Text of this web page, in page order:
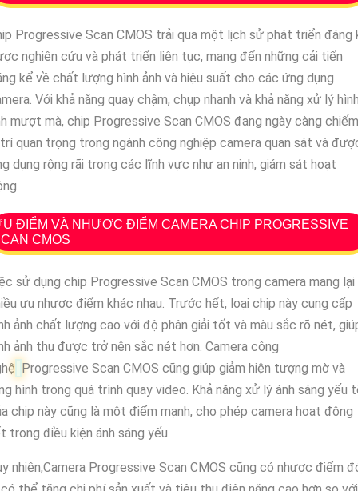
Progressive Scan CMOS trải qua một lịch sử phát triển đáng
nghiên cứu và phát triển liên tục, mang đến những cải tiến
kể về chất lượng hình ảnh và hiệu suất cho các ứng dụng
Với khả năng quay chậm, chụp nhanh và khả năng xử lý
mượt mà, chip Progressive Scan CMOS đang ngày càng chiếm
quan trọng trong ngành công nghiệp camera quan sát và
dụng rộng rãi trong các lĩnh vực như an ninh, giám sát hoạt
ĐIỂM VÀ NHƯỢC ĐIỂM CAMERA CHIP PROGRESSIVE
CMOS
sử dụng chip Progressive Scan CMOS trong camera mang lại
ưu nhược điểm khác nhau. Trước hết, loại chip này cung cấp
ảnh chất lượng cao với độ phân giải tốt và màu sắc rõ nét,
ảnh thu được trở nên sắc nét hơn. Camera công
Progressive Scan CMOS cũng giúp giảm hiện tượng mờ và
hình trong quá trình quay video. Khả năng xử lý ánh sáng yếu
chip này cũng là một điểm mạnh, cho phép camera hoạt động
trong điều kiện ánh sáng yếu.
nhiên,Camera Progressive Scan CMOS cũng có nhược điểm